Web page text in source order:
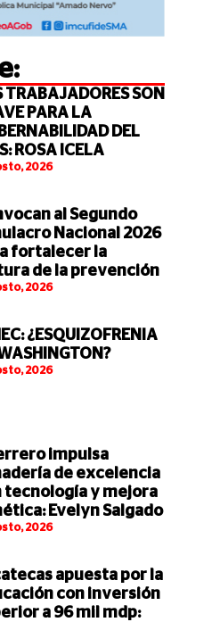
TRABAJADORES SON
PARA LA
DEL
ROSA ICELA
2026
al Segundo
Nacional 2026
fortalecer la
de la prevención
2026
¿ESQUIZOFRENIA
2026
impulsa
de excelencia
tecnología y mejora
Evelyn Salgado
2026
apuesta por la
con inversión
a 96 mil mdp: